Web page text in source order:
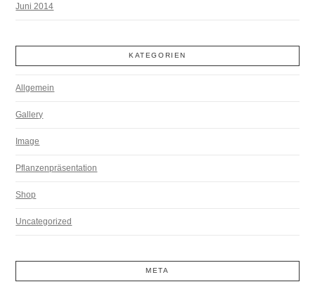
Juni 2014
KATEGORIEN
Allgemein
Gallery
Image
Pflanzenpräsentation
Shop
Uncategorized
META